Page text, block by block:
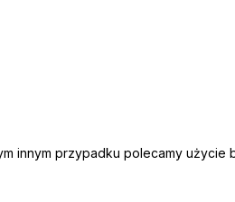
innym przypadku polecamy użycie